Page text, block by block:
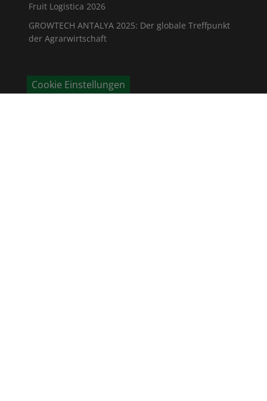
Fruit Logistica 2026
GROWTECH ANTALYA 2025: Der globale Treffpunkt
der Agrarwirtschaft
Cookie Einstellungen